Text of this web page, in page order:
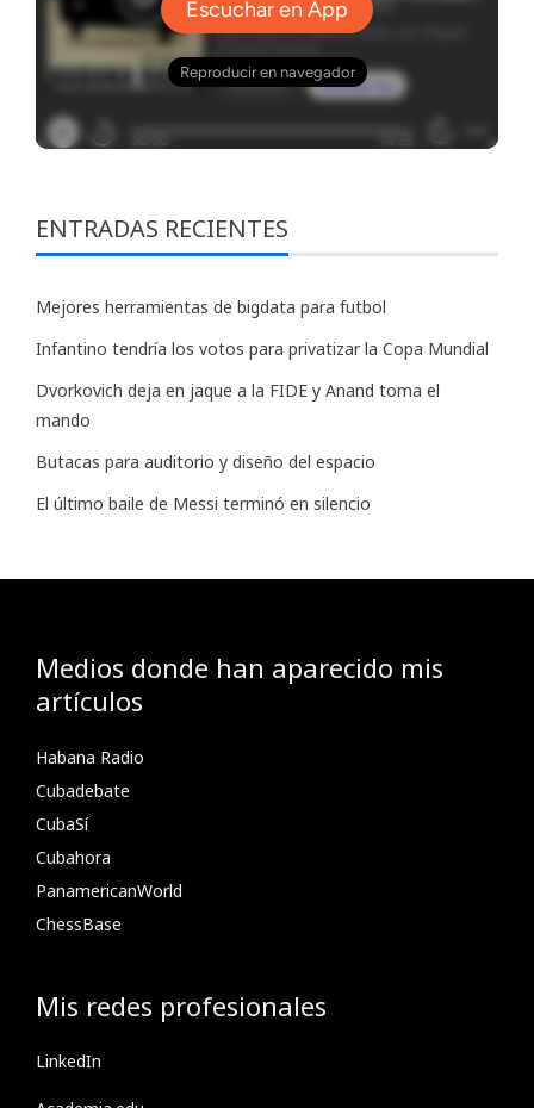
ENTRADAS RECIENTES
Mejores herramientas de bigdata para futbol
Infantino tendría los votos para privatizar la Copa Mundial
Dvorkovich deja en jaque a la FIDE y Anand toma el
mando
Butacas para auditorio y diseño del espacio
El último baile de Messi terminó en silencio
Medios donde han aparecido mis
artículos
Habana Radio
Cubadebate
CubaSí
Cubahora
PanamericanWorld
ChessBase
Mis redes profesionales
LinkedIn